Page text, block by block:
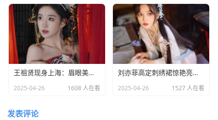
王祖贤现身上海：眉眼美丽气质优雅，时光难掩女神风采
2025-04-26 1608 人在看
​刘亦菲高定刺绣裙惊艳亮相：皮肤白到发光诠释东方美学​
2025-04-26 1527 人在看
发表评论